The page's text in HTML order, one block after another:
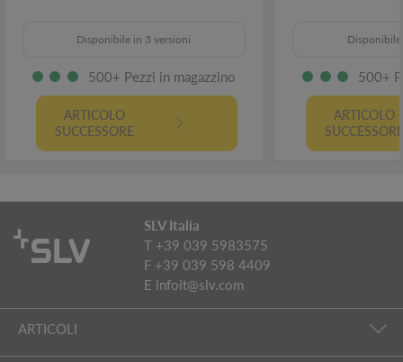
Disponibile in 3 versioni
500+ Pezzi in magazzino
ARTICOLO
SUCCESSORE
500+
ARTICOLO
SLV Italia
T +39 039 5983575
F +39 039 598 4409
E infoit@slv.com
ARTICOLI